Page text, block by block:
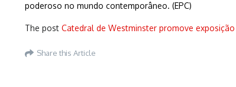
poderoso no mundo contemporâneo. (EPC)
The post Catedral de Westminster promove
Share this Article